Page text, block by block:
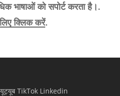
भाषाओं को सपोर्ट करता है।.
क्लिक करें.
यूट्यूब TikTok Linkedin